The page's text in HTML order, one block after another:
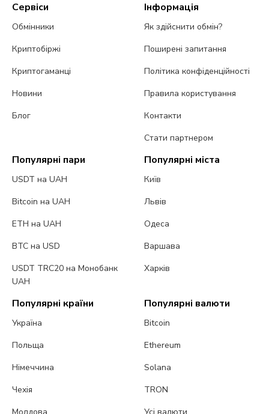
Сервіси
Обмінники
Криптобіржі
Криптогаманці
Новини
Блог
Інформація
Як здійснити обмін?
Поширені запитання
Політика конфіденційності
Правила користування
Контакти
Стати партнером
Популярні пари
USDT на UAH
Bitcoin на UAH
ETH на UAH
BTC на USD
USDT TRC20 на Монобанк
UAH
Популярні міста
Київ
Львів
Одеса
Варшава
Харків
Популярні країни
Україна
Польща
Німеччина
Чехія
Популярні валюти
Bitcoin
Ethereum
Solana
TRON